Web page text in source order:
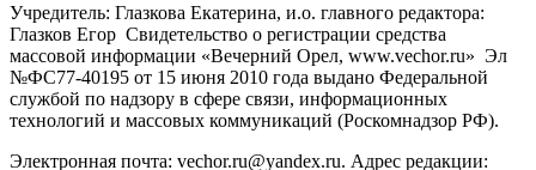
Учредитель: Глазкова Екатерина, и.о. главного редактора:
Глазков Егор Свидетельство о регистрации средства
массовой информации «Вечерний Орел, www.vechor.ru» Эл
№ФС77-40195 от 15 июня 2010 года выдано Федеральной
службой по надзору в сфере связи, информационных
технологий и массовых коммуникаций (Роскомнадзор РФ).
Электронная почта: vechor.ru@yandex.ru. Адрес редакции: